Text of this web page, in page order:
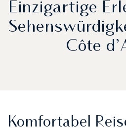
Einzigartige
Côte
Komfortabel